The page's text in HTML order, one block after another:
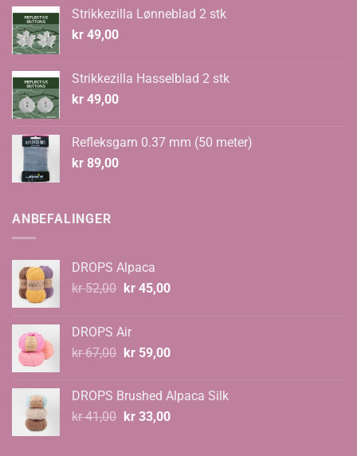
Strikkezilla Lønneblad 2 stk
kr 49,00
Strikkezilla Hasselblad 2 stk
kr 49,00
Refleksgarn 0.37 mm (50 meter)
kr 89,00
ANBEFALINGER
DROPS Alpaca
kr52,00 Opprinnelig
kr 52,00.
kr45,00Nåværende
DROPS Air
kr67,00 Opprinnelig
kr 67,00.
kr59,00Nåværende
kr 59,00.
DROPS Brushed Alpaca Silk
kr41,00 Opprinnelig
kr33,00Nåværende